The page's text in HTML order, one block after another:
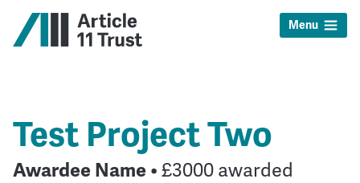
Menu
Test Project Two
Awardee Name • £3000 awarded